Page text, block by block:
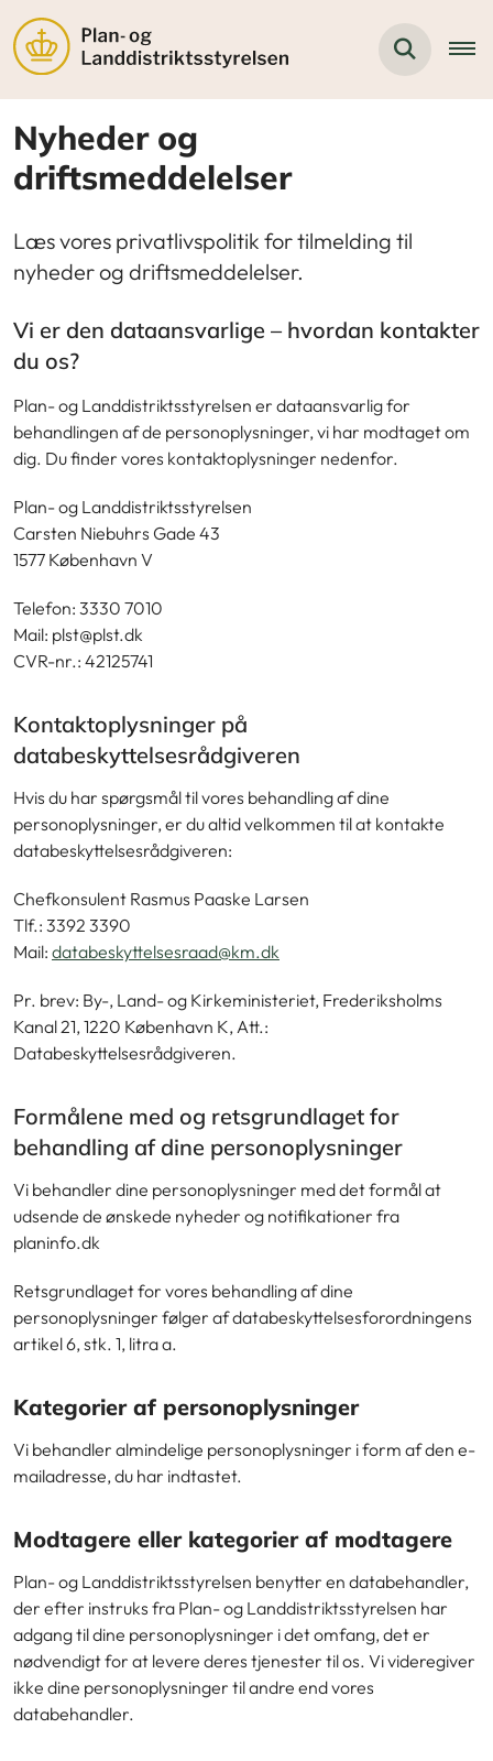
Nyheder og
driftsmeddelelser
Læs vores privatlivspolitik for tilmelding til
nyheder og driftsmeddelelser.
Vi er den dataansvarlige – hvordan kontakter
du os?
Plan- og Landdistriktsstyrelsen er dataansvarlig for
behandlingen af de personoplysninger, vi har modtaget om
dig. Du finder vores kontaktoplysninger nedenfor.
Plan- og Landdistriktsstyrelsen
Carsten Niebuhrs Gade 43
1577 København V
Telefon: 3330 7010
Mail: plst@plst.dk
CVR-nr.: 42125741
Kontaktoplysninger på
databeskyttelsesrådgiveren
Hvis du har spørgsmål til vores behandling af dine
personoplysninger, er du altid velkommen til at kontakte
databeskyttelsesrådgiveren:
Chefkonsulent Rasmus Paaske Larsen
Tlf.: 3392 3390
Mail: databeskyttelsesraad@km.dk
Pr. brev: By-, Land- og Kirkeministeriet, Frederiksholms
Kanal 21, 1220 København K, Att.:
Databeskyttelsesrådgiveren.
Formålene med og retsgrundlaget for
behandling af dine personoplysninger
Vi behandler dine personoplysninger med det formål at
udsende de ønskede nyheder og notifikationer fra
planinfo.dk
Retsgrundlaget for vores behandling af dine
personoplysninger følger af databeskyttelsesforordningens
artikel 6, stk. 1, litra a.
Kategorier af personoplysninger
Vi behandler almindelige personoplysninger i form af den e-
mailadresse, du har indtastet.
Modtagere eller kategorier af modtagere
Plan- og Landdistriktsstyrelsen benytter en databehandler,
der efter instruks fra Plan- og Landdistriktsstyrelsen har
adgang til dine personoplysninger i det omfang, det er
nødvendigt for at levere deres tjenester til os. Vi videregiver
ikke dine personoplysninger til andre end vores
databehandler.